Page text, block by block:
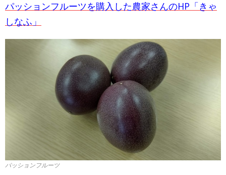
パッションフルーツを購入した農家さんのHP「きゃ
しなふ」
パッションフルーツ